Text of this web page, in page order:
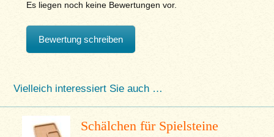
Es liegen noch keine Bewertungen vor.
Bewertung schreiben
Vielleich interessiert Sie auch …
Schälchen für Spielsteine